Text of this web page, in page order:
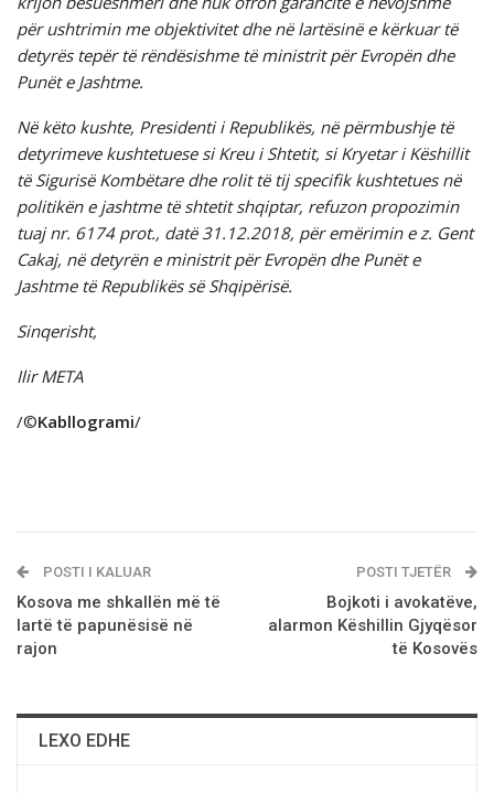
për ushtrimin me objektivitet dhe në lartësinë e kërkuar të
detyrës tepër të rëndësishme të ministrit për Evropën dhe
Punët e Jashtme.
Në këto kushte, Presidenti i Republikës, në përmbushje të
detyrimeve kushtetuese si Kreu i Shtetit, si Kryetar i Këshillit
të Sigurisë Kombëtare dhe rolit të tij specifik kushtetues në
politikën e jashtme të shtetit shqiptar, refuzon propozimin
tuaj nr. 6174 prot., datë 31.12.2018, për emërimin e z. Gent
Cakaj, në detyrën e ministrit për Evropën dhe Punët e
Jashtme të Republikës së Shqipërisë.
Sinqerisht,
Ilir META
/©Kabllogrami/
POSTI I KALUAR
Kosova me shkallën më të
lartë të papunësisë në
rajon
POSTI TJETËR
Bojkoti i avokatëve,
alarmon Këshillin Gjyqësor
të Kosovës
LEXO EDHE